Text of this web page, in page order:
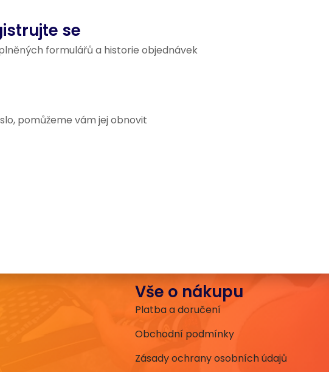
se
formulářů a historie objednávek
pomůžeme vám jej obnovit
Vše o nákupu
Platba a doručení
Obchodní podmínky
Zásady ochrany osobních údajů